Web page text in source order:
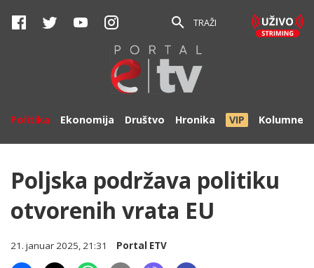
TRAŽI
Politika Ekonomija Društvo Hronika VIP Kolumne
Poljska podržava politiku
otvorenih vrata EU
21. januar 2025, 21:31 Portal ETV